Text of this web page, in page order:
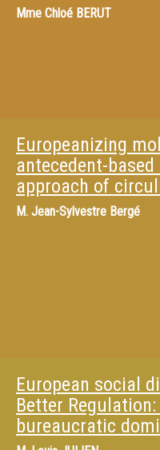
Mme Chloé BERUT
Europeanizing
antecedent-
approach of
M. Jean-Sylvestre Bergé
European social
Better
bureaucratic